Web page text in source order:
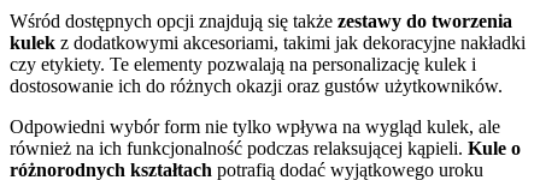
Wśród dostępnych opcji znajdują się także zestawy do tworzenia
kulek z dodatkowymi akcesoriami, takimi jak dekoracyjne nakładki
czy etykiety. Te elementy pozwalają na personalizację kulek i
dostosowanie ich do różnych okazji oraz gustów użytkowników.
Odpowiedni wybór form nie tylko wpływa na wygląd kulek, ale
również na ich funkcjonalność podczas relaksującej kąpieli. Kule o
różnorodnych kształtach potrafią dodać wyjątkowego uroku